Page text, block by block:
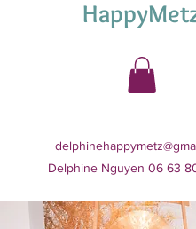
Delphine Nguyen 06 63